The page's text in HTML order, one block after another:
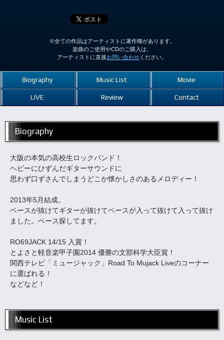
※全ての作品はアーティストに著作権があります。
楽曲のご使用やCDのご購入は、
アーティストに直接お問い合わせ ください。
Biography Music List Movie
LIVE Review Contact
Biography
大阪の本気の高校生ロックバンド！
ヘビーにひずんだギターサウンドに
思わず口ずさんでしまうどこか懐かしさのあるメロディー！
2013年5月結成。
ベースが抜けてギターが抜けてベースが入って抜けて入って抜け
ました。ベース探してます。
RO69JACK 14/15 入賞！
とよさと軽音楽甲子園2014 優勝の文部科学大臣賞！
関西テレビ「ミュージャック」Road To Mujack Liveのコーナー
に選ばれる！
などなど！
Music List